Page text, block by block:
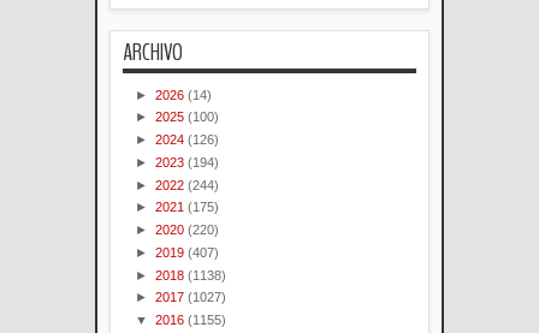
ARCHIVO
► 2026 (14)
► 2025 (100)
► 2024 (126)
► 2023 (194)
► 2022 (244)
► 2021 (175)
► 2020 (220)
► 2019 (407)
► 2018 (1138)
► 2017 (1027)
▼ 2016 (1155)